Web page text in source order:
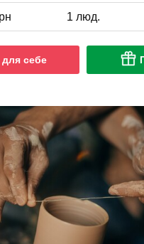
1 люд.
для себе